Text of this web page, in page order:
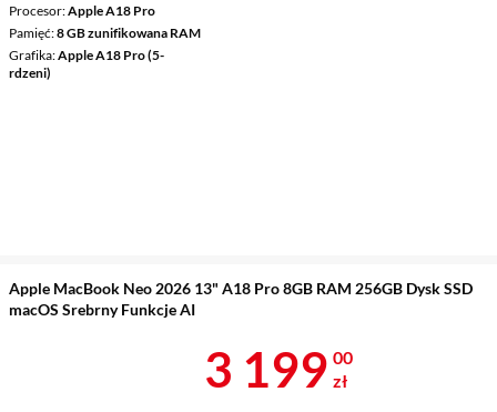
Procesor Apple A18 Pro
Pamięć 8 GB zunifikowana RAM
Grafika Apple A18 Pro (5-
rdzeni)
Apple MacBook Neo 2026 13" A18 Pro 8GB RAM 256GB Dysk SSD
macOS Srebrny Funkcje AI
Cena 3 199 zł
3 199 00
zł